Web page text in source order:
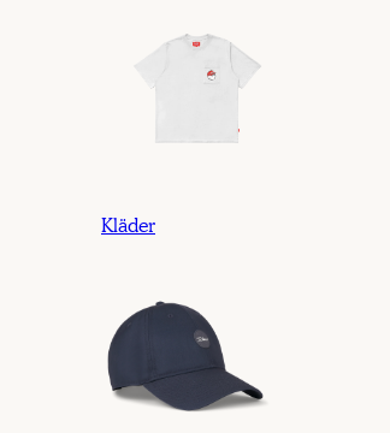
Kläder